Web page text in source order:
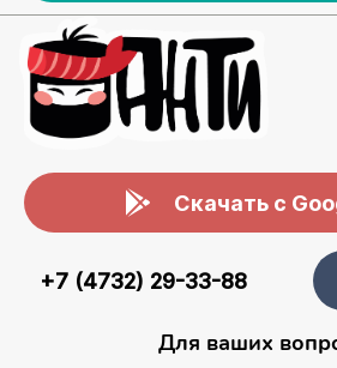
Скачать с
+7 (4732) 29-33-88
Для ваших